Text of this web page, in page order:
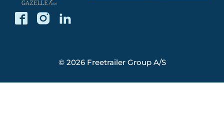
© 2026 Freetrailer Group A/S